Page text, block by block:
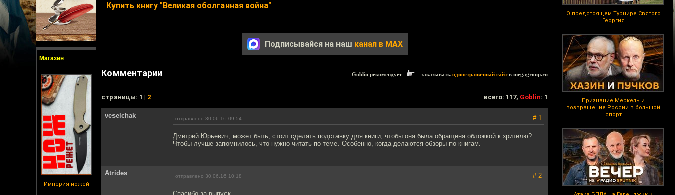
Магазин
Империя ножей
О предстоящем Турнире Святого
Георгия
Признание Меркель и
возвращение России в большой
спорт
Купить книгу "Великая оболганная война"
Подписывайся на наш канал в MAX
Комментарии Goblin рекомендует заказывать одностраничный сайтв megagroup.ru
cтраницы: 1 | 2 всего: 117, Goblin: 1
veselchak отправлено 30.06.16 09:54 # 1
Дмитрий Юрьевич, может быть, стоит сделать подставку для книги, чтобы она была обращена обложкой к зрителю?
Чтобы лучше запомнилось, что нужно читать по теме. Особенно, когда делаются обзоры по книгам.
Atrides отправлено 30.06.16 10:18 # 2